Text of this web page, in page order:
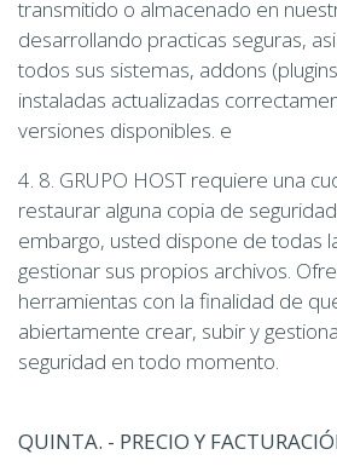
transmitido o almacenado en
desarrollando practicas seguras,
todos sus sistemas, addons
instaladas actualizadas
versiones disponibles. e
4. 8. GRUPO HOST requiere una
restaurar alguna copia de
embargo, usted dispone de todas
gestionar sus propios archivos.
herramientas con la finalidad de
abiertamente crear, subir y
seguridad en todo momento.
QUINTA. - PRECIO Y